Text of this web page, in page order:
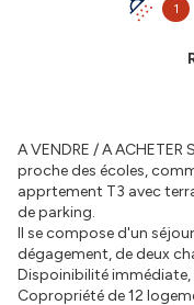
1
A VENDRE / A
proche des écoles,
apprtement T3 avec
de parking.
Il se compose d'un
dégagement, de deux
Dispoinibilité
Copropriété de 12